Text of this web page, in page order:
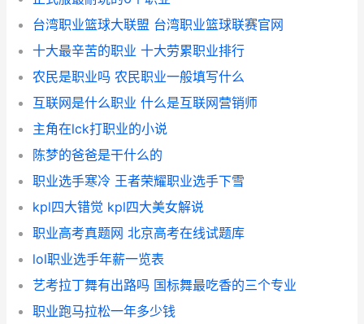
台湾职业篮球大联盟 台湾职业篮球联赛官网
十大最辛苦的职业 十大劳累职业排行
农民是职业吗 农民职业一般填写什么
互联网是什么职业 什么是互联网营销师
主角在lck打职业的小说
陈梦的爸爸是干什么的
职业选手寒冷 王者荣耀职业选手下雪
kpl四大错觉 kpl四大美女解说
职业高考真题网 北京高考在线试题库
lol职业选手年薪一览表
艺考拉丁舞有出路吗 国标舞最吃香的三个专业
职业跑马拉松一年多少钱